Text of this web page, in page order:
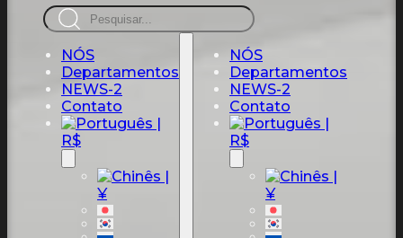
Pesquisar
NÓS
Departamentos
NEWS-2
Contato
NÓS
Departamentos
NEWS-2
Contato